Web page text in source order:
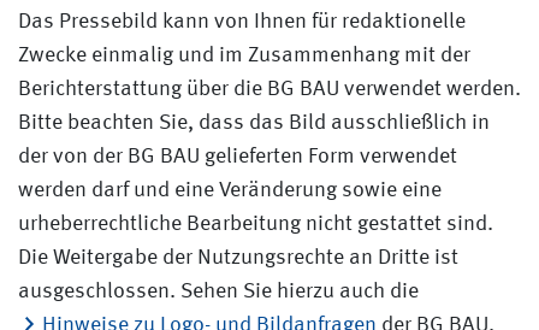
Das Pressebild kann von Ihnen für redaktionelle
Zwecke einmalig und im Zusammenhang mit der
Berichterstattung über die BG BAU verwendet werden.
Bitte beachten Sie, dass das Bild ausschließlich in
der von der BG BAU gelieferten Form verwendet
werden darf und eine Veränderung sowie eine
urheberrechtliche Bearbeitung nicht gestattet sind.
Die Weitergabe der Nutzungsrechte an Dritte ist
ausgeschlossen. Sehen Sie hierzu auch die